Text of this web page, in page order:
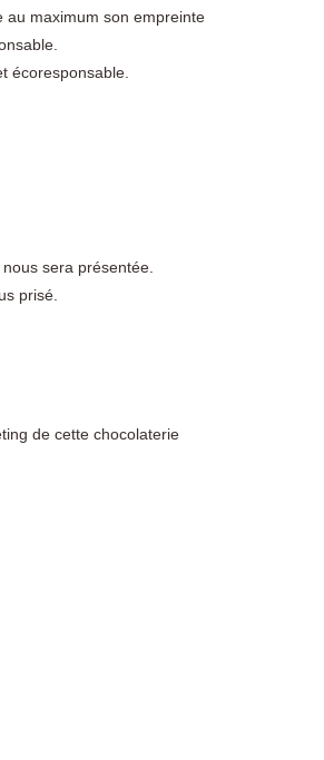
au maximum son empreinte
écoresponsable.
sera présentée.
prisé.
de cette chocolaterie